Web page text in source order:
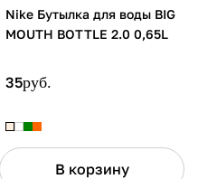
Nike Бутылка для воды BIG
MOUTH BOTTLE 2.0 0,65L
35руб.
В корзину